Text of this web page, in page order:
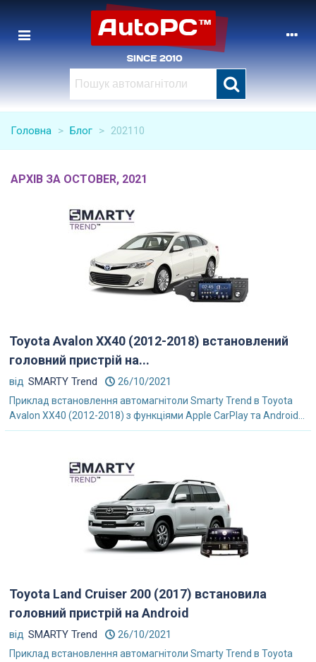
Головна > Блог > 202110
АРХІВ ЗА OCTOBER, 2021
Toyota Avalon XX40 (2012-2018) встановлений
головний пристрій на...
від SMARTY Trend 26/10/2021
Приклад встановлення автомагнітоли Smarty Trend в Toyota
Avalon XX40 (2012-2018) з функціями Apple CarPlay та Android...
Toyota Land Cruiser 200 (2017) встановила
головний пристрій на Android
від SMARTY Trend 26/10/2021
Приклад встановлення автомагнітоли Smarty Trend в Toyota